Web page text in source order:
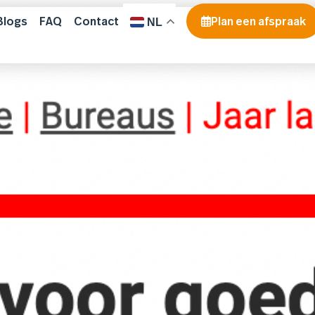
FAQ Contact NL Plan een afspraak